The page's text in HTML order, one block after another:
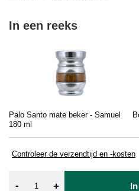
In een reeks
Palo Santo mate beker - Samuel
180 ml
Controleer de verzendtijd en -kosten
- +